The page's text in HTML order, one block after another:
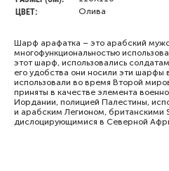
ЦВЕТ: Олива
Шарф арафатка – это арабский
многофункциональностью
этот шарф, использовались
его удобства они носили эти шарфы
использовали во время Второй
приняты в качестве элемента
Иордании, полицией Палестины,
и арабским Легионом, британскими
дислоцирующимися в Северной